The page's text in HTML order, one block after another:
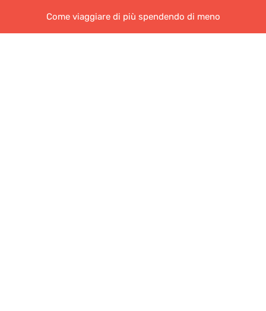
Come viaggiare di più spendendo di meno